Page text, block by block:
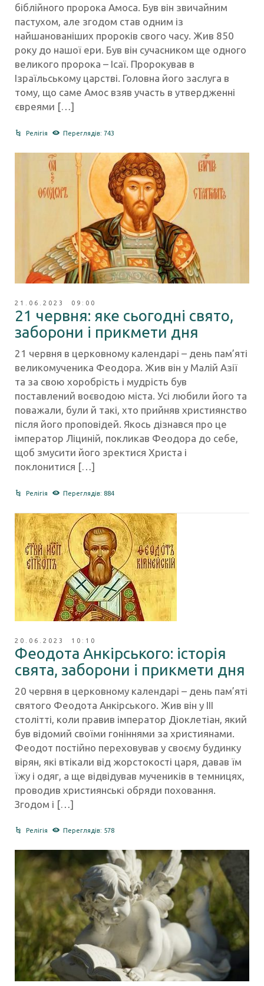
біблійного пророка Амоса. Був він звичайним
пастухом, але згодом став одним із
найшанованіших пророків свого часу. Жив 850
року до нашої ери. Був він сучасником ще одного
великого пророка – Ісаї. Пророкував в
Ізраїльському царстві. Головна його заслуга в
тому, що саме Амос взяв участь в утвердженні
євреями […]
Релігія Переглядів: 743
21.06.2023 09:00
21 червня: яке сьогодні свято,
заборони і прикмети дня
21 червня в церковному календарі – день пам’яті
великомученика Феодора. Жив він у Малій Азії
та за свою хоробрість і мудрість був
поставлений воєводою міста. Усі любили його та
поважали, були й такі, хто прийняв християнство
після його проповідей. Якось дізнався про це
імператор Ліциній, покликав Феодора до себе,
щоб змусити його зректися Христа і
поклонитися […]
Релігія Переглядів: 884
20.06.2023 10:10
Феодота Анкірського: історія
свята, заборони і прикмети дня
20 червня в церковному календарі – день пам’яті
святого Феодота Анкірського. Жив він у III
столітті, коли правив імператор Діоклетіан, який
був відомий своїми гоніннями за християнами.
Феодот постійно переховував у своєму будинку
вірян, які втікали від жорстокості царя, давав їм
їжу і одяг, а ще відвідував мучеників в темницях,
проводив християнські обряди поховання.
Згодом і […]
Релігія Переглядів: 578